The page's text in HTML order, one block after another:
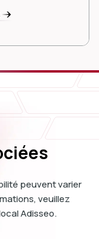
peuvent varier
veuillez
Adisseo.